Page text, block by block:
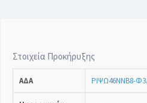
Στοιχεία Προκήρυξης
ΑΔΑ ΡΙΨΩ46ΝΝΒ8-